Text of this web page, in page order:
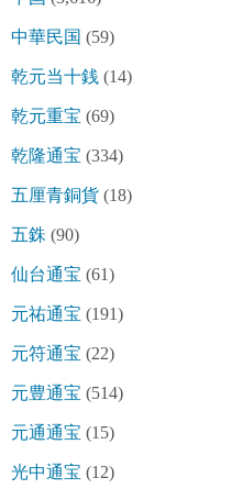
中華民国 (59)
乾元当十銭 (14)
乾元重宝 (69)
乾隆通宝 (334)
五厘青銅貨 (18)
五銖 (90)
仙台通宝 (61)
元祐通宝 (191)
元符通宝 (22)
元豊通宝 (514)
元通通宝 (15)
光中通宝 (12)